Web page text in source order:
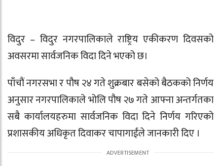
विदुर – विदुर नगरपालिकाले राष्ट्रिय एकीकरण दिवसको
अवसरमा सार्वजनिक विदा दिने भएको छ।
पाँचौं नगरसभा र पौष २४ गते शुक्रबार बसेको बैठकको निर्णय
अनुसार नगरपालिकाले भोलि पौष २७ गते आफ्ना अन्तर्गतका
सबै कार्यालयहरुमा सार्वजनिक विदा दिने निर्णय गरिएको
प्रशासकीय अधिकृत दिवाकर चापागाईंले जानकारी दिए ।